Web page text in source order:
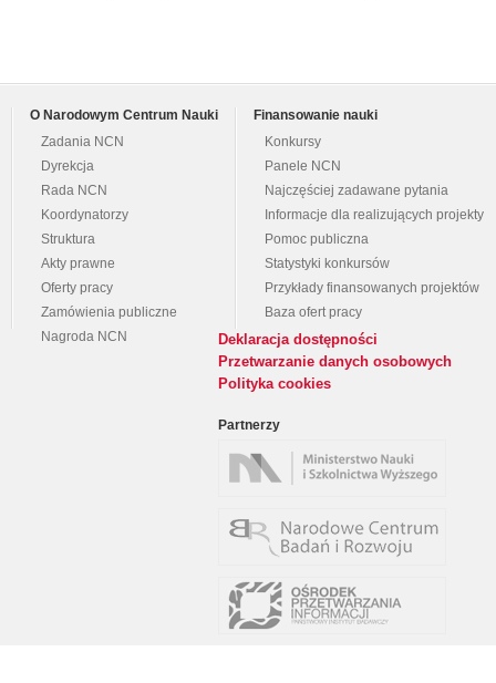
O Narodowym Centrum Nauki
Zadania NCN
Dyrekcja
Rada NCN
Koordynatorzy
Struktura
Akty prawne
Oferty pracy
Zamówienia publiczne
Nagroda NCN
Finansowanie nauki
Konkursy
Panele NCN
Najczęściej zadawane pytania
Informacje dla realizujących projekty
Pomoc publiczna
Statystyki konkursów
Przykłady finansowanych projektów
Baza ofert pracy
Deklaracja dostępności
Przetwarzanie danych osobowych
Polityka cookies
Partnerzy